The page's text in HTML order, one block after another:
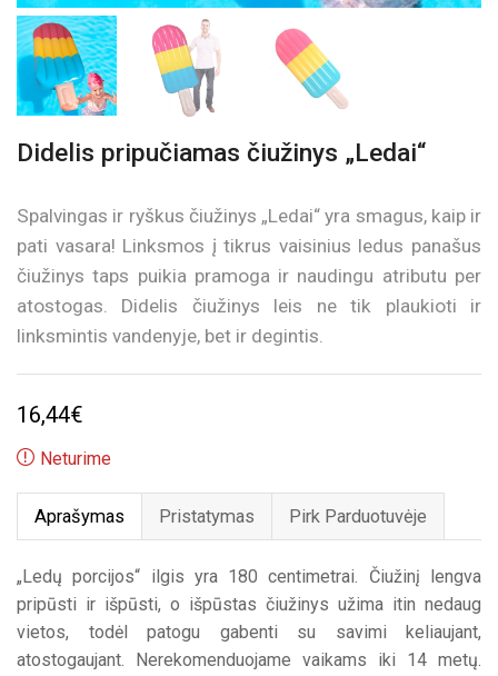
Didelis pripučiamas čiužinys „Ledai“
Spalvingas ir ryškus čiužinys „Ledai“ yra smagus, kaip ir
pati vasara! Linksmos į tikrus vaisinius ledus panašus
čiužinys taps puikia pramoga ir naudingu atributu per
atostogas. Didelis čiužinys leis ne tik plaukioti ir
linksmintis vandenyje, bet ir degintis.
16,44€
Neturime
Aprašymas Pristatymas Pirk Parduotuvėje
„Ledų porcijos“ ilgis yra 180 centimetrai. Čiužinį lengva
pripūsti ir išpūsti, o išpūstas čiužinys užima itin nedaug
vietos, todėl patogu gabenti su savimi keliaujant,
atostogaujant. Nerekomenduojame vaikams iki 14 metų.